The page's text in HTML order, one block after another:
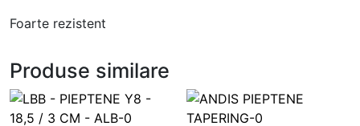
Foarte rezistent
Produse similare